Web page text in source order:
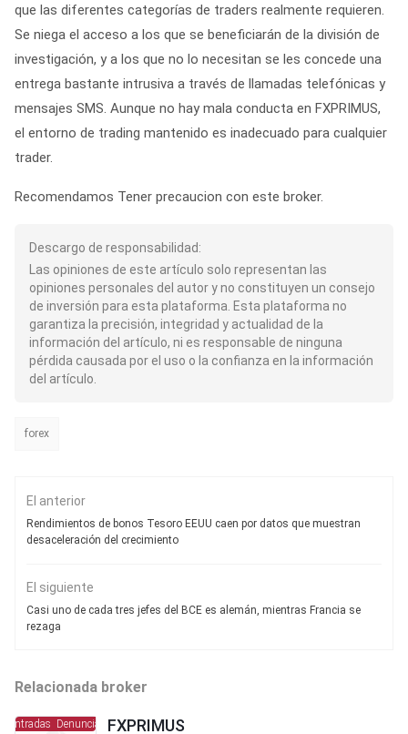
que las diferentes categorías de traders realmente requieren.
Se niega el acceso a los que se beneficiarán de la división de
investigación, y a los que no lo necesitan se les concede una
entrega bastante intrusiva a través de llamadas telefónicas y
mensajes SMS. Aunque no hay mala conducta en FXPRIMUS,
el entorno de trading mantenido es inadecuado para cualquier
trader.
Recomendamos Tener precaucion con este broker.
Descargo de responsabilidad:
Las opiniones de este artículo solo representan las
opiniones personales del autor y no constituyen un consejo
de inversión para esta plataforma. Esta plataforma no
garantiza la precisión, integridad y actualidad de la
información del artículo, ni es responsable de ninguna
pérdida causada por el uso o la confianza en la información
del artículo.
forex
El anterior
Rendimientos de bonos Tesoro EEUU caen por datos que muestran
desaceleración del crecimiento
El siguiente
Casi uno de cada tres jefes del BCE es alemán, mientras Francia se
rezaga
Relacionada broker
Denuncias concentradas
FXPRIMUS